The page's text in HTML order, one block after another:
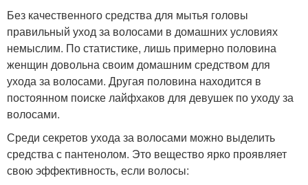
Без качественного средства для мытья головы
правильный уход за волосами в домашних условиях
немыслим. По статистике, лишь примерно половина
женщин довольна своим домашним средством для
ухода за волосами. Другая половина находится в
постоянном поиске лайфхаков для девушек по уходу за
волосами.
Среди секретов ухода за волосами можно выделить
средства с пантенолом. Это вещество ярко проявляет
свою эффективность, если волосы: